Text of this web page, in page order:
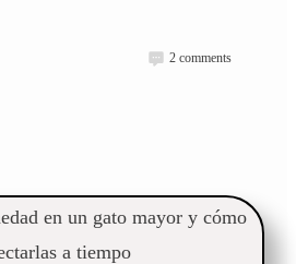
2comments
en un gato mayor y cómo
a tiempo